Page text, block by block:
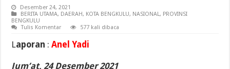
Desember 24, 2021
BERITA UTAMA, DAERAH, KOTA BENGKULU, NASIONAL, PROVINSI
BENGKULU
Tulis Komentar
577 kali dibaca
Laporan :Anel Yadi
Jum’at, 24 Desember 2021